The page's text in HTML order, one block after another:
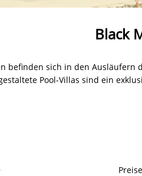
Black
befinden sich in den Ausläufern
Pool-Villas sind ein
Preise